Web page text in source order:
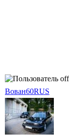
Вован60RUS